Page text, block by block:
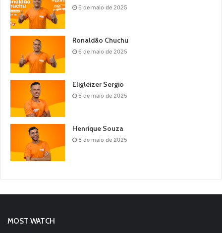
6 de maio de 2025
Ronaldão Chuchu
6 de maio de 2025
Eligleizer Sergio
6 de maio de 2025
Henrique Souza
6 de maio de 2025
MOST WATCH